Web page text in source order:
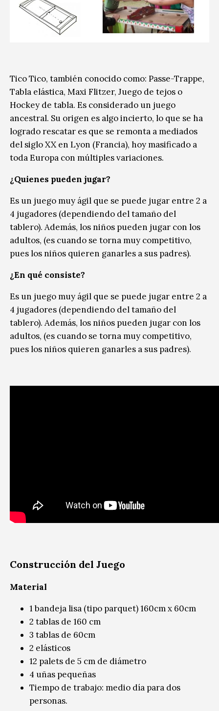
Tico Tico, también conocido como: Passe-Trappe,
Tabla elástica, Maxi Flitzer, Juego de tejos o
Hockey de tabla. Es considerado un juego
ancestral. Su origen es algo incierto, lo que se ha
logrado rescatar es que se remonta a mediados
del siglo XX en Lyon (Francia), hoy masificado a
toda Europa con múltiples variaciones.
¿Quienes pueden jugar?
Es un juego muy ágil que se puede jugar entre 2 a
4 jugadores (dependiendo del tamaño del
tablero). Además, los niños pueden jugar con los
adultos, (es cuando se torna muy competitivo,
pues los niños quieren ganarles a sus padres).
¿En qué consiste?
Es un juego muy ágil que se puede jugar entre 2 a
4 jugadores (dependiendo del tamaño del
tablero). Además, los niños pueden jugar con los
adultos, (es cuando se torna muy competitivo,
pues los niños quieren ganarles a sus padres).
Construcción del Juego
Material
1 bandeja lisa (tipo parquet) 160cm x 60cm
2 tablas de 160 cm
3 tablas de 60cm
2 elásticos
12 palets de 5 cm de diámetro
4 uñas pequeñas
Tiempo de trabajo: medio día para dos
personas.